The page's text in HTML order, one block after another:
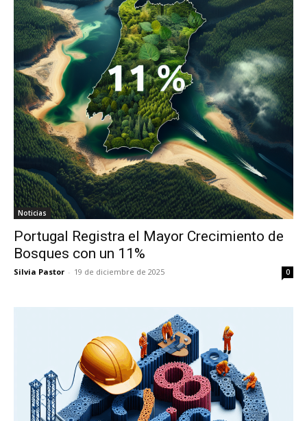
Noticias
Portugal Registra el Mayor Crecimiento de
Bosques con un 11%
Silvia Pastor - 19 de diciembre de 2025 0